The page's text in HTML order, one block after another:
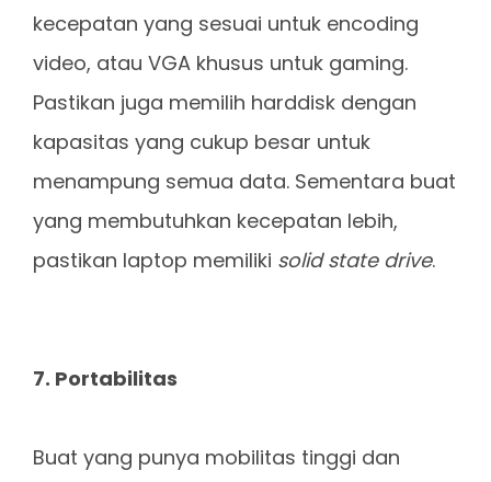
kecepatan yang sesuai untuk encoding
video, atau VGA khusus untuk gaming.
Pastikan juga memilih harddisk dengan
kapasitas yang cukup besar untuk
menampung semua data. Sementara buat
yang membutuhkan kecepatan lebih,
pastikan laptop memiliki solid state drive.
7. Portabilitas
Buat yang punya mobilitas tinggi dan